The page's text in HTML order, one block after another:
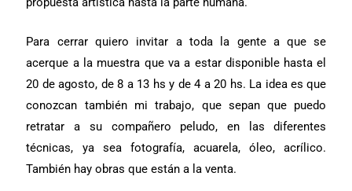
Para cerrar quiero invitar a toda la gente a que se
acerque a la muestra que va a estar disponible hasta el
20 de agosto, de 8 a 13 hs y de 4 a 20 hs. La idea es que
conozcan también mi trabajo, que sepan que puedo
retratar a su compañero peludo, en las diferentes
técnicas, ya sea fotografía, acuarela, óleo, acrílico.
También hay obras que están a la venta.